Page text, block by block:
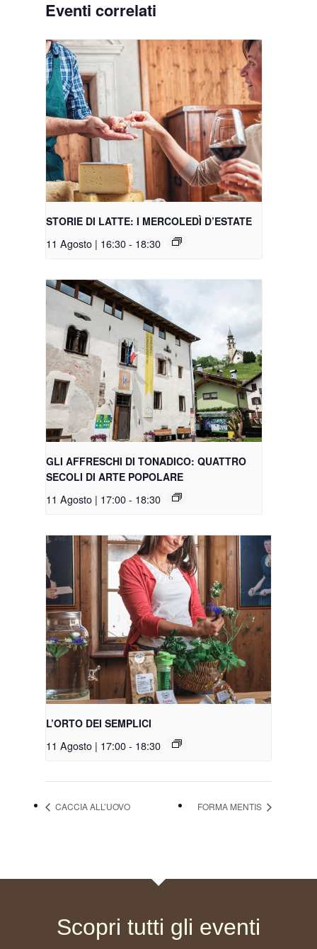
Eventi correlati
STORIE DI LATTE: I MERCOLEDÌ D’ESTATE
11 Agosto | 16:30- 18:30
GLI AFFRESCHI DI TONADICO: QUATTRO
SECOLI DI ARTE POPOLARE
11 Agosto | 17:00- 18:30
L’ORTO DEI SEMPLICI
11 Agosto | 17:00- 18:30
CACCIA ALL’UOVO FORMA MENTIS
Scopri tutti gli eventi